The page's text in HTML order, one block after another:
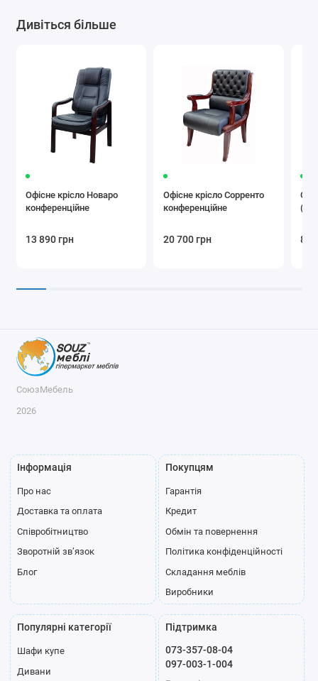
Дивіться більше
Офісне крісло Новаро
конференційне
13 890 грн
Офісне крісло Сорренто
конференційне
20 700 грн 8
СоюзМебель
2026
Інформація
Про нас
Доставка та оплата
Співробітництво
Зворотній зв’язок
Блог
Покупцям
Гарантія
Кредит
Обмін та повернення
Політика конфіденційності
Складання меблів
Виробники
Популярні категорії
Шафи купе
Дивани
Підтримка
073-357-08-04
097-003-1-004